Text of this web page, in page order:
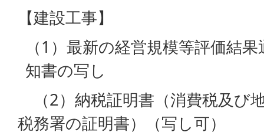
【建設工事】
（1）最新の経営規模等評価結
知書の写し
（2）納税証明書（消費税及び
税務署の証明書）（写し可）